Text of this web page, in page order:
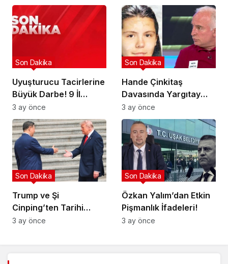
Uyuşturucu Tacirlerine
Büyük Darbe! 9 İl
Hedefte!
Son Dakika
3 ay önce
Hande Çinkitaş
Davasında Yargıtay
Kararı!
Son Dakika
3 ay önce
Trump ve Şi
Cinping’ten Tarihi
Ortaklık Mesajı
Son Dakika
3 ay önce
Özkan Yalım’dan Etkin
Pişmanlık İfadeleri!
Son Dakika
3 ay önce